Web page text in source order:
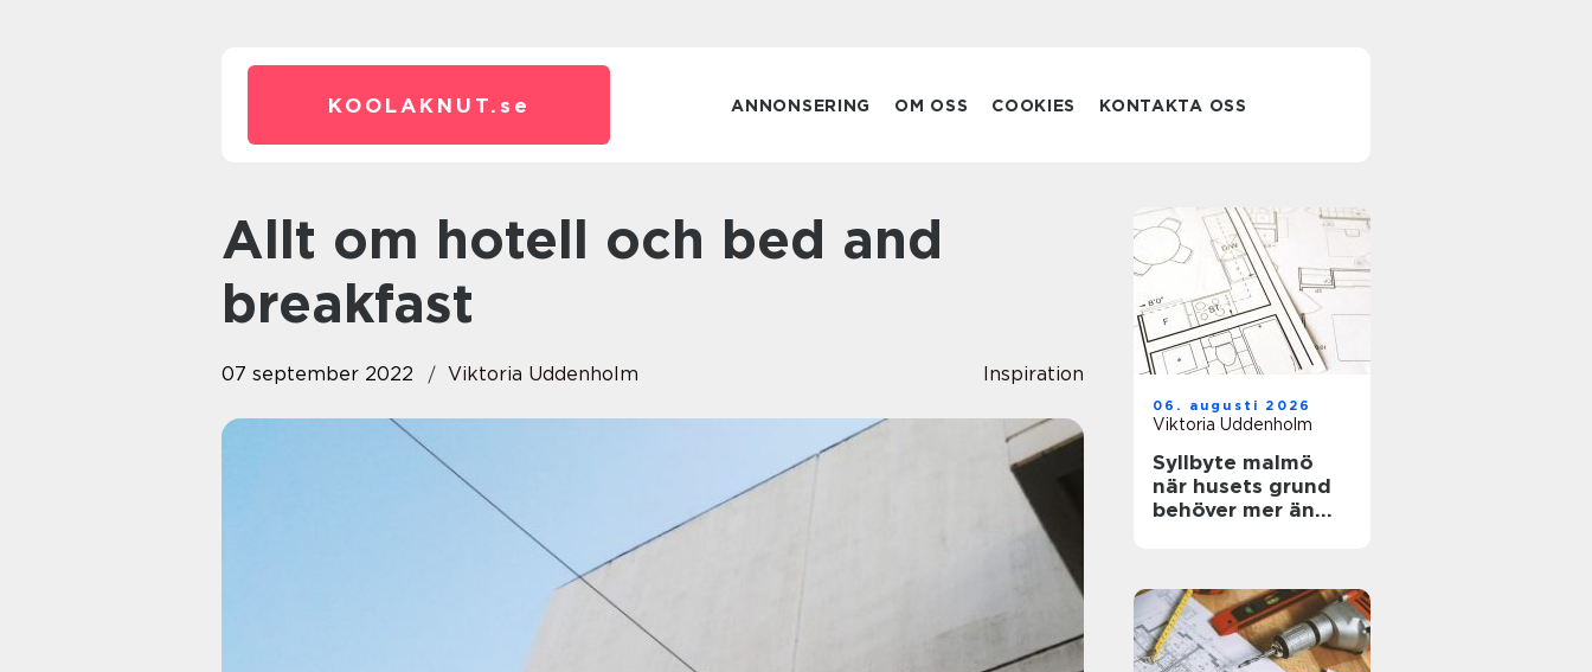
KOOLAKNUT. se ANNONSERING OM OSS COOKIES KONTAKTA OSS
Allt om hotell och bed and
breakfast
07 september 2022 Viktoria Uddenholm Inspiration
06. augusti 2026
Viktoria Uddenholm
Syllbyte malmö
när husets grund
behöver mer än